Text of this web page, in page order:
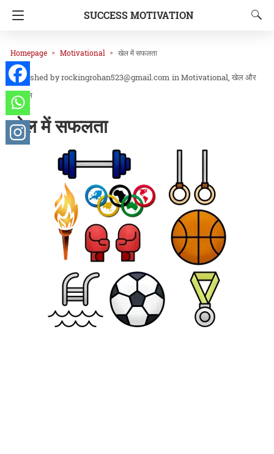
SUCCESS MOTIVATION
Homepage Motivational खेल में सफलता
rockingrohan523@gmail.com inMotivational खेल और
फिटनेस
खेल में सफलता